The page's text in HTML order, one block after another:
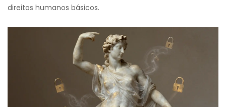
direitos humanos básicos.